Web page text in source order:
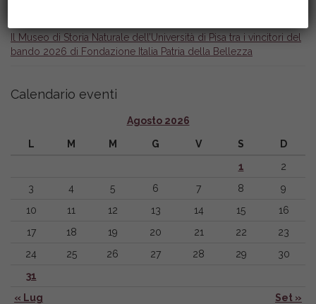
Il Museo di Storia Naturale dell’Università di Pisa tra i vincitori del
bando 2026 di Fondazione Italia Patria della Bellezza
Calendario eventi
Agosto 2026
L M M G V S D
« Lug Set »
1
2
3
4 5 6 7 8
9
10
11 12 13 14 15
16
17
18 19 20 21 22
23
24
25 26 27 28 29
30
31